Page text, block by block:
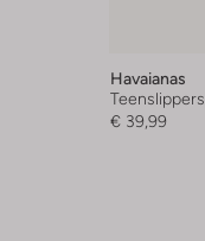
Havaianas
Teenslippers
€ 39,99